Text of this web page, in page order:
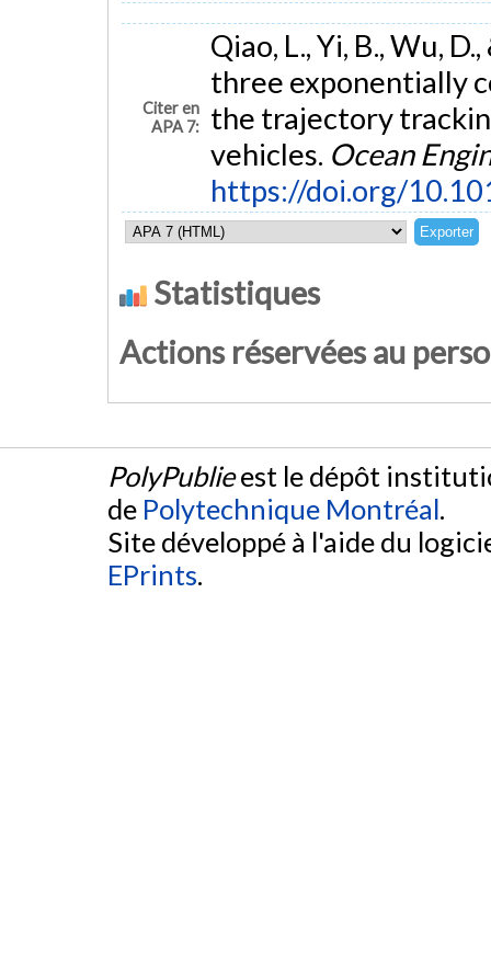
Citer en
APA 7:
Qiao, L., Yi, B., Wu,
three exponentially
the trajectory
vehicles. Ocean
https://doi.org/
Statistiques
Actions réservées au
PolyPublieest le dépôt
de Polytechnique Montréal.
Site développé à l'aide du
EPrints.